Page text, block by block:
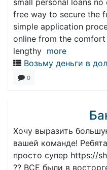
small personal loans
free way to secure the
simple application
online from the
lengthy more
Возьму деньги в
0
Хочу выразить
вашей команде!
просто супер https://
?? ВСЕ были в